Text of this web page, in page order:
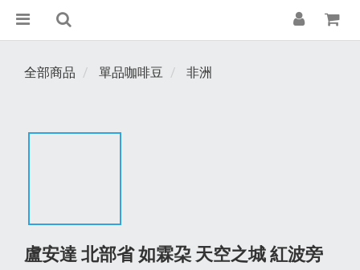
全部商品 單品咖啡豆 非洲
盧安達 北部省 如霖朶 天空之城 紅波旁